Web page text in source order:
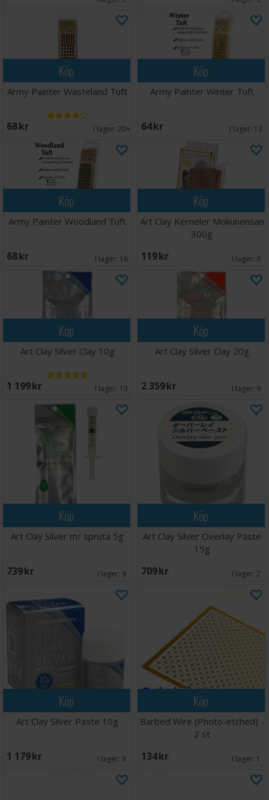
Köp
Army Painter Wasteland Tuft
68 SEK I lager: 20+
Köp
Army Painter Winter Tuft
64 SEK I lager: 13
Köp
Army Painter Woodland Tuft
68 SEK I lager: 16
Köp
Art Clay Kerneler Mokunensan
300g
119 SEK I lager: 6
Köp
Art Clay Silver Clay 10g
1 199 SEK I lager: 13
Köp
Art Clay Silver Clay 20g
2 359 SEK I lager: 9
Köp
Art Clay Silver m/ spruta 5g
739 SEK I lager: 9
Köp
Art Clay Silver Overlay Paste
15g
709 SEK I lager: 2
Köp
Art Clay Silver Paste 10g
1 179 SEK I lager: 3
Köp
Barbed Wire (Photo-etched) -
2 st
134 SEK I lager: 1